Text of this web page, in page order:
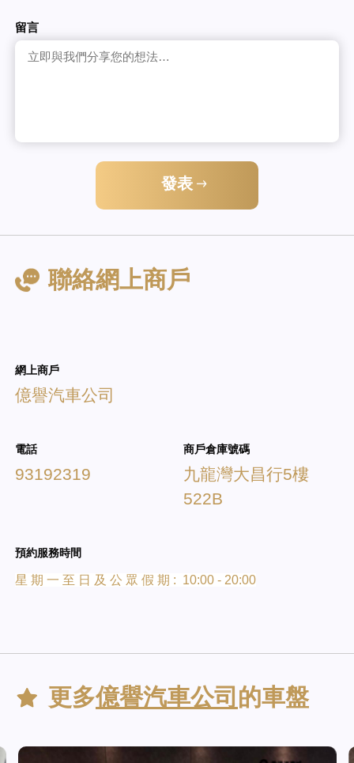
留言
發表
聯絡網上商戶
網上商戶
億譽汽車公司
電話
93192319
商戶倉庫號碼
九龍灣大昌行5樓
522B
預約服務時間
星 期 一 至 日 及 公 眾 假 期 : 10:00 - 20:00
更多億譽汽車公司 的車盤